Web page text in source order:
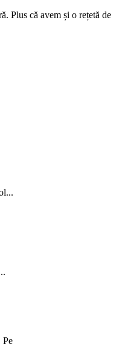
Plus că avem și o rețetă de
Pe